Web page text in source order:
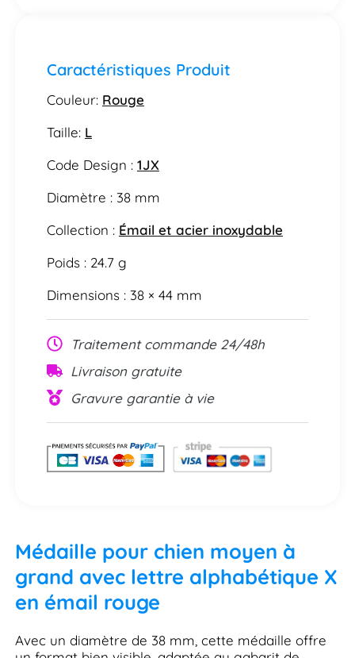
Caractéristiques Produit
Couleur: Rouge
Taille: L
Code Design : 1JX
Diamètre : 38 mm
Collection : Émail et acier inoxydable
Poids : 24.7 g
Dimensions : 38 × 44 mm
Traitement commande 24/48h
Livraison gratuite
Gravure garantie à vie
Médaille pour chien moyen à
grand avec lettre alphabétique X
en émail rouge
Avec un diamètre de 38 mm, cette médaille offre